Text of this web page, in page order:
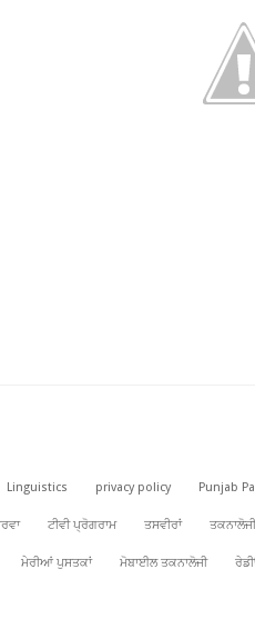
Linguistics privacy policy Punjab
ਟੀਵੀ ਪ੍ਰੋਗਰਾਮ ਤਸਵੀਰਾਂ ਤਕਨਾਲੋਜੀ
ਮੇਰੀਆਂ ਪੁਸਤਕਾਂ ਮੋਬਾਈਲ ਤਕਨਾਲੋਜੀ